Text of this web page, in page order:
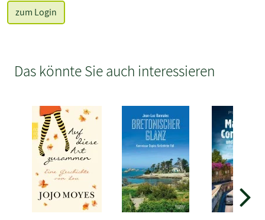
zum Login
Das könnte Sie auch interessieren